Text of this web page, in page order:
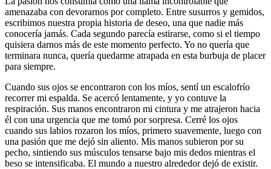
amenazaba con devorarnos por completo. Entre susurros y gemidos,
escribimos nuestra propia historia de deseo, una que nadie más
conocería jamás. Cada segundo parecía estirarse, como si el tiempo
quisiera darnos más de este momento perfecto. Yo no quería que
terminara nunca, quería quedarme atrapada en esta burbuja de placer
para siempre.
Cuando sus ojos se encontraron con los míos, sentí un escalofrío
recorrer mi espalda. Se acercó lentamente, y yo contuve la
respiración. Sus manos encontraron mi cintura y me atrajeron hacia
él con una urgencia que me tomó por sorpresa. Cerré los ojos
cuando sus labios rozaron los míos, primero suavemente, luego con
una pasión que me dejó sin aliento. Mis manos subieron por su
pecho, sintiendo sus músculos tensarse bajo mis dedos mientras el
beso se intensificaba. El mundo a nuestro alrededor dejó de existir.